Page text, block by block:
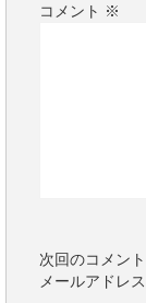
コメント ※
次回のコメン
メールアドレ